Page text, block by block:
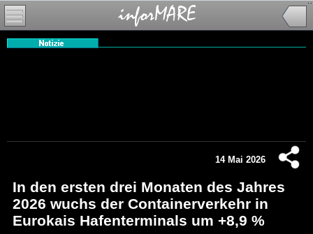
14 Mai 2026
In den ersten drei Monaten des Jahres
2026 wuchs der Containerverkehr in
Eurokais Hafenterminals um +8,9 %